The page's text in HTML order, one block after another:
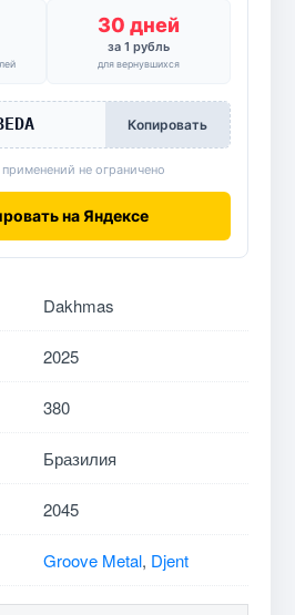
30 дней
за 1 рубль
для вернувшихся
Копировать
не ограничено
на Яндексе
Dakhmas
2025
380
Бразилия
2045
Groove Metal, Djent